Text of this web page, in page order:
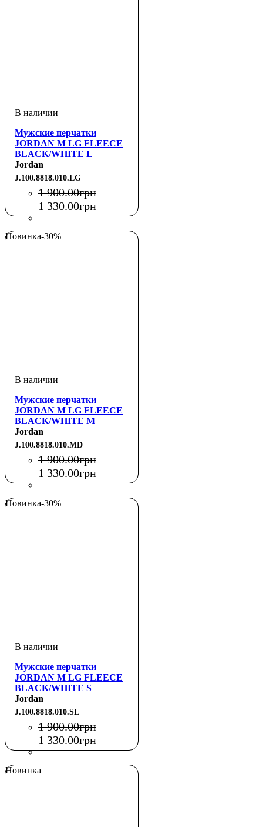
Мужские перчатки
JORDAN M LG FLEECE
BLACK/WHITE L
Jordan
J.100.8818.010.LG
1 900.00грн
1 330.00грн
Новинка-30%
Мужские перчатки
JORDAN M LG FLEECE
BLACK/WHITE M
Jordan
J.100.8818.010.MD
1 900.00грн
1 330.00грн
Новинка-30%
Мужские перчатки
JORDAN M LG FLEECE
BLACK/WHITE S
Jordan
J.100.8818.010.SL
1 900.00грн
1 330.00грн
Новинка